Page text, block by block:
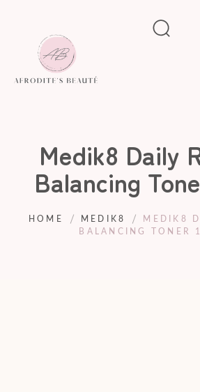
Medik8 Daily
Balancing
HOME MEDIK8
MEDIK8
BALANCING TONER